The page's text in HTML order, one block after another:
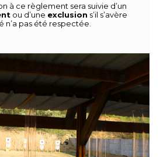
à ce règlement sera suivie d’un
ou d’une exclusion s’il s’avère
n’a pas été respectée.